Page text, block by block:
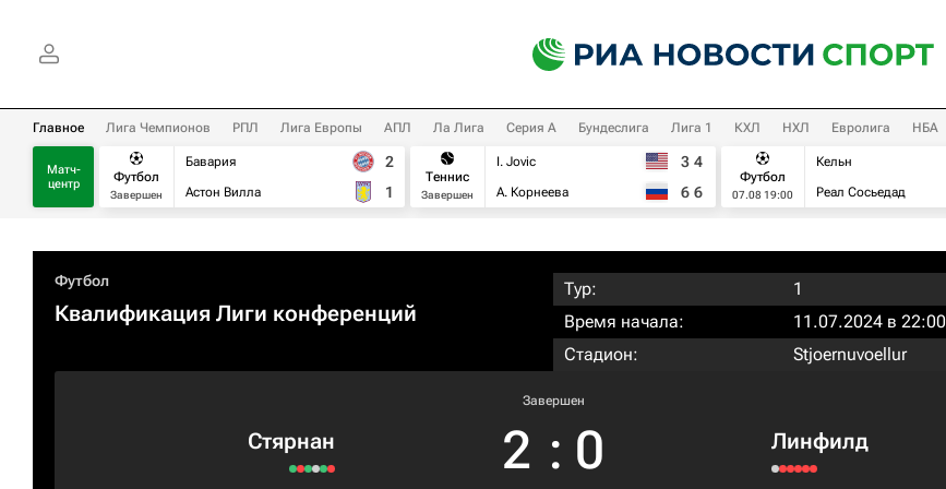
Главное Лига Чемпионов РПЛ Лига Европы АПЛ Ла Лига Серия А Бундеслига Лига 1 КХЛ НХЛ Евролига НБА
Матч-
центр
Футбол
Завершен
Бавария
Астон Вилла
2
1
Теннис
Завершен
I. Jovic
А. Корнеева
3 4
6 6
Футбол
07.08 19:00
Кельн
Реал Сосьедад
Футбол
Квалификация Лиги конференций
Тур:
1
Время начала:
11.07.2024 в 22:00
Стадион:
Stjoernuvoellur
Стярнан
Завершен
2 : 0 Линфилд